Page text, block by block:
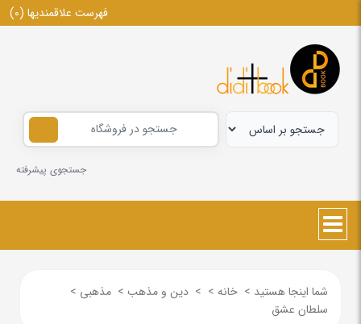
فهرست علاقمندیها (0)
جستجوی پیشرفته
شما اینجا هستید > خانه >
> دین و مذهب > مذهبی >
سلطان عشق